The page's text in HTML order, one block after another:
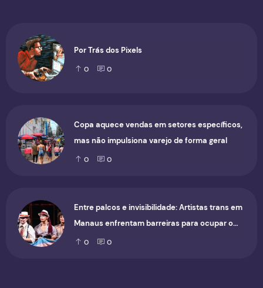
Por Trás dos Pixels
0 0
Copa aquece vendas em setores específicos,
mas não impulsiona varejo de forma geral
0 0
Entre palcos e invisibilidade: Artistas trans em
Manaus enfrentam barreiras para ocupar o
cenário cultural
0 0